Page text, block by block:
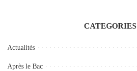
CATEGORIES
Actualités
Après le Bac